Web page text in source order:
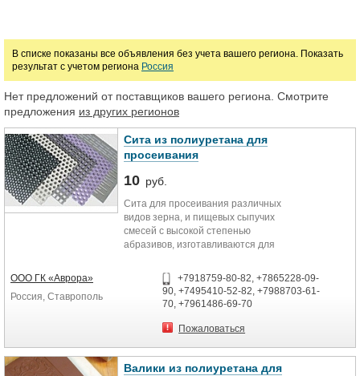
руб.
В списке показаны все объявления без учета вашего региона. Показать
результат с учетом региона Россия
Нет предложений от поставщиков вашего региона. Смотрите
предложения из других регионов
Сита из полиуретана для
просеивания
10 руб.
Сита для просеивания различных
видов зерна, и пищевых сыпучих
смесей с высокой степенью
абразивов, изготавливаются для
износостойкость выше в 5-10.
Среди полиуретановых изделий,
которые производит
таких как промышленное сито,
просеивания. Сита,
установленные в грохатах,
ООО ГК «Аврора»
Россия, Ставрополь
+7918759-80-82, +7865228-09-
90, +7495410-52-82, +7988703-61-
70, +7961486-69-70
Пожаловаться
Валики из полиуретана для